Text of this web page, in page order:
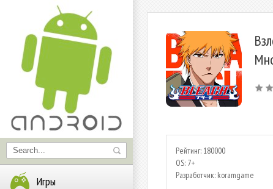
Игры
Рейтинг: 180000
OS: 7+
Разработчик: koramgame